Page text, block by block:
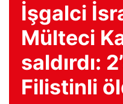
İşgalci
Mülteci
saldırdı:
Filistinli